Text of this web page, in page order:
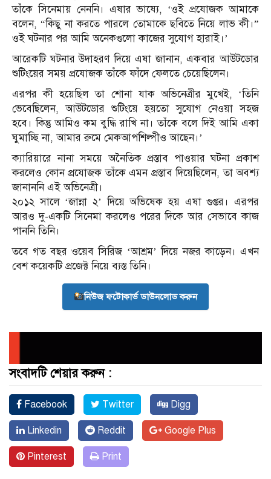
তাঁকে সিনেমায় নেননি। এষার ভাষ্যে, ‘ওই প্রযোজক আমাকে
বলেন, “কিছু না করতে পারলে তোমাকে ছবিতে নিয়ে লাভ কী।”
ওই ঘটনার পর আমি অনেকগুলো কাজের সুযোগ হারাই।’
আরেকটি ঘটনার উদাহরণ দিয়ে এষা জানান, একবার আউটডোর
শুটিংয়ের সময় প্রযোজক তাঁকে ফাঁদে ফেলতে চেয়েছিলেন।
এরপর কী হয়েছিল তা শোনা যাক অভিনেত্রীর মুখেই, ‘তিনি
ভেবেছিলেন, আউটডোর শুটিংয়ে হয়তো সুযোগ নেওয়া সহজ
হবে। কিন্তু আমিও কম বুদ্ধি রাখি না। তাঁকে বলে দিই আমি একা
ঘুমাচ্ছি না, আমার রুমে মেকআপশিল্পীও আছেন।’
ক্যারিয়ারে নানা সময়ে অনৈতিক প্রস্তাব পাওয়ার ঘটনা প্রকাশ
করলেও কোন প্রযোজক তাঁকে এমন প্রস্তাব দিয়েছিলেন, তা অবশ্য
জানাননি এই অভিনেত্রী।
২০১২ সালে ‘জান্না ২’ দিয়ে অভিষেক হয় এষা গুপ্তর। এরপর
আরও দু-একটি সিনেমা করলেও পরের দিকে আর সেভাবে কাজ
পাননি তিনি।
তবে গত বছর ওয়েব সিরিজ ‘আশ্রম’ দিয়ে নজর কাড়েন। এখন
বেশ কয়েকটি প্রজেক্ট নিয়ে ব্যস্ত তিনি।
নিউজ ফটোকার্ড ডাউনলোড করুন
সংবাদটি শেয়ার করুন :
Facebook Twitter Digg
Linkedin Reddit Google Plus
Pinterest Print